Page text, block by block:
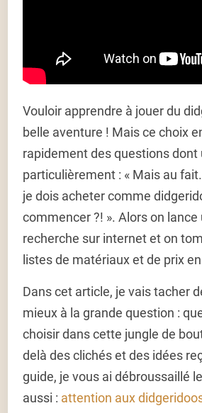
Vouloir apprendre à jouer du
belle aventure ! Mais ce choix
rapidement des questions dont
particulièrement : « Mais au
je dois acheter comme
commencer ?! ». Alors on lance
recherche sur internet et on
listes de matériaux et de prix
Dans cet article, je vais tacher
mieux à la grande question :
choisir dans cette jungle de
delà des clichés et des idées
guide, je vous ai débroussaillé
aussi : attention aux